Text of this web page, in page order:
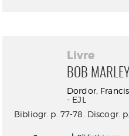
Livre
BOB MARLEY
Dordor, Francis
- EJL
Bibliogr. p. 77-78. Discogr.